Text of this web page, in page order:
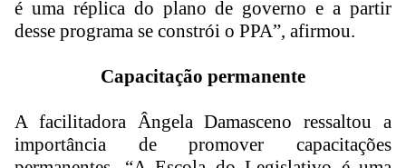
é uma réplica do plano de governo e a partir
desse programa se constrói o PPA”, afirmou.
Capacitação permanente
A facilitadora Ângela Damasceno ressaltou a
importância de promover capacitações